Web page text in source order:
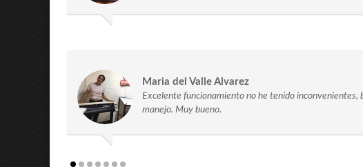
Maria del Valle Alvarez
Excelente funcionamiento no he tenido inconvenientes,
manejo. Muy bueno.